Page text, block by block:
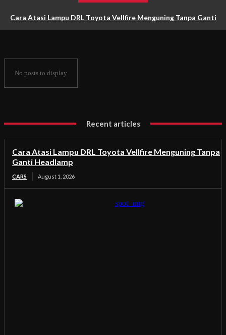
Cara Atasi Lampu DRL Toyota Vellfire Menguning Tanpa Ganti
No posts to display
Recent articles
Cara Atasi Lampu DRL Toyota Vellfire Menguning Tanpa
Ganti Headlamp
CARS August 1, 2026